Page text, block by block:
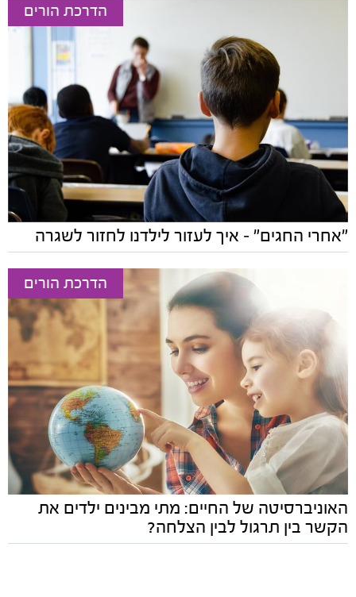
הדרכת הורים
"אחרי החגים" – איך לעזור לילדנו לחזור לשגרה
הדרכת הורים
האוניברסיטה של החיים: מתי מבינים ילדים את
הקשר בין תרגול לבין הצלחה?